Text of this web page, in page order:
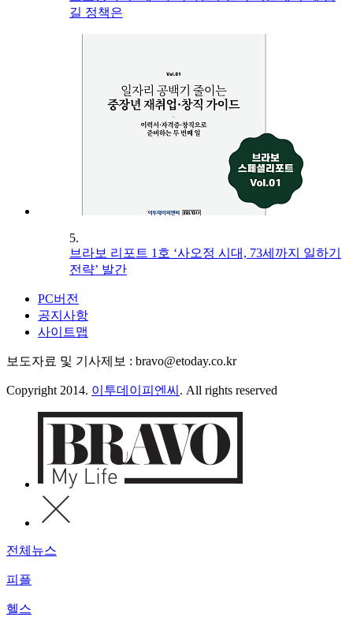
길 정책은
5.
브라보 리포트 1호 ‘사오정 시대, 73세까지 일하기
전략’ 발간
PC버전
공지사항
사이트맵
보도자료 및 기사제보 : bravo@etoday.co.kr
Copyright 2014. 이투데이피엔씨 . All rights reserved
전체뉴스
피플
헬스